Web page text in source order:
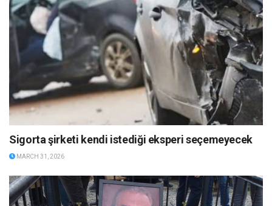
Sigorta şirketi kendi istediği eksperi seçemeyecek
MARCH 31, 2026